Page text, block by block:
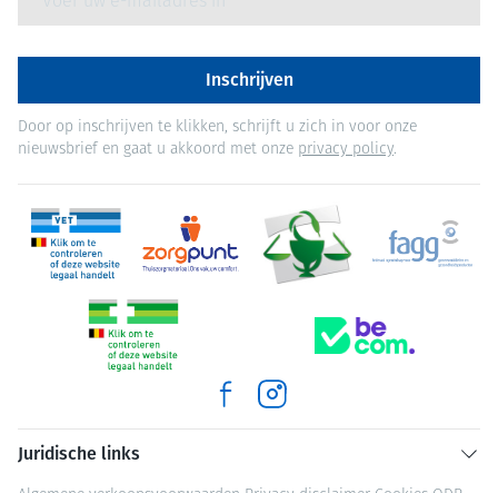
Inschrijven
Door op inschrijven te klikken, schrijft u zich in voor onze
nieuwsbrief en gaat u akkoord met onze privacy policy.
Juridische links